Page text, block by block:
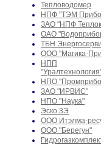
Тепловодомер
НПФ "ТЭМ
ЗАО "НПФ
ОАО
ТБН
ООО "Магика-
НПП
НПО
ЗАО "ИРВИС"
НПО "Наука"
Эско 3Э
ООО Итэлма-
ООО "Берегун"